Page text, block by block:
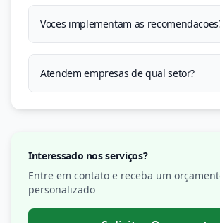
Voces implementam as
Atendem empresas de qual setor?
Interessado nos serviços?
Entre em contato e receba um
personalizado